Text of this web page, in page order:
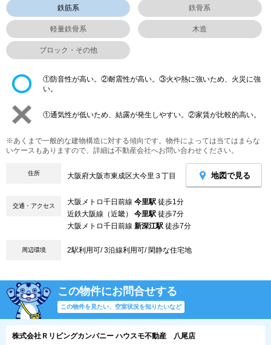
鉄筋系 鉄骨系
軽量鉄骨系 木造
ブロック・その他
①防音性が高い。②耐震性が高い。③火や熱に強いため、火災に強
い。
①通気性が低いため、結露が発生しやすい。②家賃が比較的高い。
※あくまで一般的な建物構造に対する傾向です。物件によっては当てはまらな
いケースもありますので、詳細は不動産会社へお問い合わせください。
住所 大阪府大阪市東成区大今里３丁目 地図で見る
交通・アクセス 大阪メトロ千日前線 今里駅 徒歩1分
近鉄大阪線（近畿）
今里駅 徒歩7分
大阪メトロ千日前線 新深江駅 徒歩7分
周辺環境 2駅利用可/ 3沿線利用可/ 閑静な住宅地
この物件にお問合せする
この物件を見たい、空室状況を知りたいなど
株式会社Ｒリビングカンパニー ハウスモ不動産 八尾店